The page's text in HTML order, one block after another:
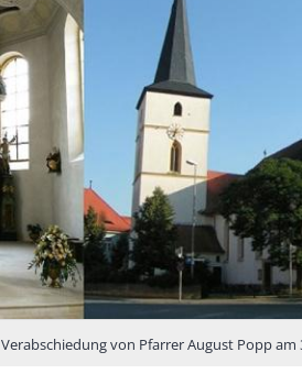
von Pfarrer August Popp am